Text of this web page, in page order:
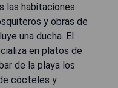
las habitaciones
y obras de
una ducha. El
en platos de
de la playa los
cócteles y